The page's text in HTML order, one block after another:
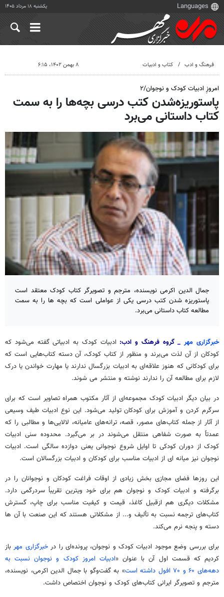
یکشنبه ۱۸ مرداد ۱۴۰۵
فرهنگ و ادب کتاب و ادبیات ۸ بهمن ۱۴۰۲، ۶:۱۵
امروزِ ادبیات کودک و نوجوان/۲
پاستوریزه‌شدن کتب درسی بچه‌ها را به سمت
کتاب داستانی می‌برد
جمال الدین اکرمی نویسنده، مترجم و تصویرگر کتاب کودک معتقد است
پاستوریزه شدن کتب درسی یکی از عواملی است که بچه ها را به سمت
مطالعه کتاب داستانی می‌برد.
خبرگزاری مهر_گروه فرهنگ و ادب: ادبیات کودک به ادبیاتی گفته می‌شود که
کودکان از آن لذت می‌برند و منظور از کتاب کودک، آن دسته کتاب‌هایی است که
برای کودکانی که هنوز علاقه‌ای به ادبیات بزرگسال ندارند یا مهارت خواندن یا درک
لازم برای مطالعه آن را ندارند نوشته و منتشر می شوند.
در بیان دیگر ادبیات کودک مجموعه‌ای از آثار مکتوب همراه تصاویر است که برای
سرگرم کردن و آموزش برای کودکان تولید می‌شود. این نوع ادبیات طیف وسیعی
از آثار از جمله کتاب‌های مصور، قصه، ترانه‌های عامیانه، لالایی‌ها و مطالبی را که
عمدتاً به صورت شفاهی منتقل می‌شوند در بر می‌گیرد. محدوده سنی ادبیات
کودک از دوران کودکی تا اوایل شروع نوجوانی یعنی دوازده سالگی است. ادبیات
نوجوان نیز میانه ای از ادبیات مناسب برای کودکان و ادبیات بزرگسالان است.
این روزها فضای مجازی بخش زیادی از اوقات فراغت کودکان و نوجوانان را در
برگرفته و ادبیات کودک و نوجوان هم برای خود ویترین تقریباً سردرگمی دارد.
مشکلات دیگری هم ازقبیل کاغذ، قیمت و کیفیت مناسب برای چاپ، گسترش
کتاب‌های ترجمه نسبت به تألیف و... از مشکلاتی هستند که این صنعت با آن ها
دسته و پنجه نرم می‌کند.
برای بررسی وضع موجود ادبیات کودک و نوجوان، پرونده‌ای را درخبرگزاری مهر باز
کردیم که قسمت اول آن با عنوان «ادبیات امروز کودک و نوجوان نسبت به
دهه‌های ۶۰ و ۷۰ افول داشته است
» به گفت‌وگو با جمال الدیناکرمی، نویسنده،
مترجم و تصویرگر ایرانی کتاب‌های کودک و نوجوان اختصاص داشت.